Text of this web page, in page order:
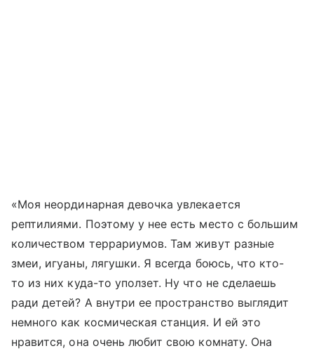
«Моя неординарная девочка увлекается
рептилиями. Поэтому у нее есть место с большим
количеством террариумов. Там живут разные
змеи, игуаны, лягушки. Я всегда боюсь, что кто-
то из них куда-то уползет. Ну что не сделаешь
ради детей? А внутри ее пространство выглядит
немного как космическая станция. И ей это
нравится, она очень любит свою комнату. Она